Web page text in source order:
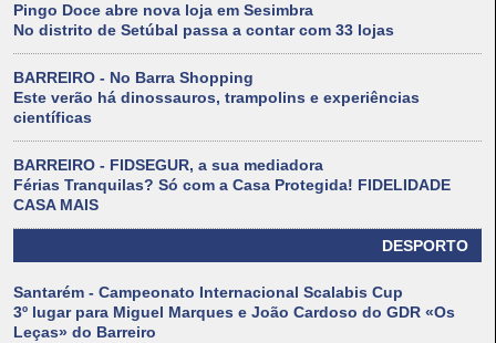
Pingo Doce abre nova loja em Sesimbra
No distrito de Setúbal passa a contar com 33 lojas
BARREIRO - No Barra Shopping
Este verão há dinossauros, trampolins e experiências
científicas
BARREIRO - FIDSEGUR, a sua mediadora
Férias Tranquilas? Só com a Casa Protegida! FIDELIDADE
CASA MAIS
DESPORTO
Santarém - Campeonato Internacional Scalabis Cup
3º lugar para Miguel Marques e João Cardoso do GDR «Os
Leças» do Barreiro